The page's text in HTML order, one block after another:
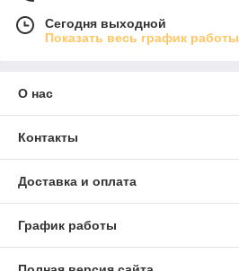
Сегодня выходной
Показать весь график работы
О нас
Контакты
Доставка и оплата
График работы